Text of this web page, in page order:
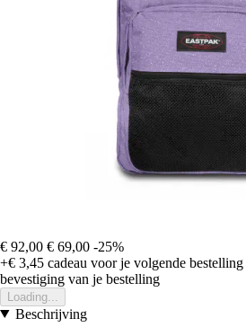
€ 92,00 € 69,00 -25%
+€ 3,45 cadeau voor je volgende bestelling
bevestiging van je bestelling
Loading...
Beschrijving